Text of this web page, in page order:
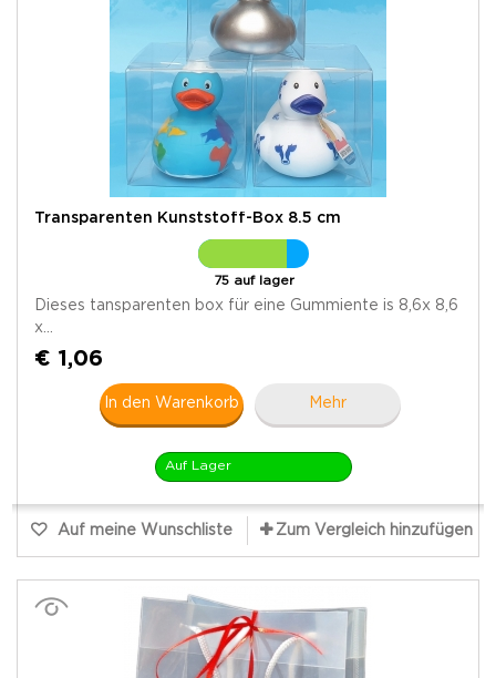
Transparenten Kunststoff-Box 8.5 cm
75 auf lager
Dieses tansparenten box für eine Gummiente is 8,6x 8,6
x...
€ 1,06
In den Warenkorb Mehr
Auf Lager
Auf meine Wunschliste Zum Vergleich hinzufügen